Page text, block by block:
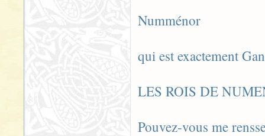
Numménor
qui est exactement
LES ROIS DE
Pouvez-vous me